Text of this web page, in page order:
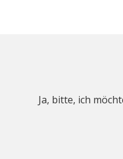
Ja, bitte, ich